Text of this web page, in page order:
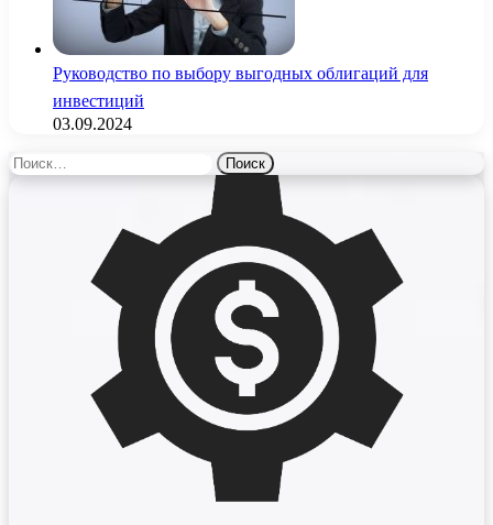
Руководство по выбору выгодных облигаций для
инвестиций
03.09.2024
Найти: